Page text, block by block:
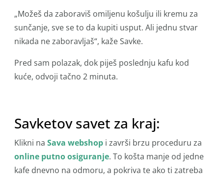
„Možeš da zaboraviš omiljenu košulju ili kremu za
sunčanje, sve se to da kupiti usput. Ali jednu stvar
nikada ne zaboravljaš“, kaže Savke.
Pred sam polazak, dok piješ poslednju kafu kod
kuće, odvoji tačno 2 minuta.
Savketov savet za kraj:
Klikni na Sava webshop i završi brzu proceduru za
online putno osiguranje. To košta manje od jedne
kafe dnevno na odmoru, a pokriva te ako ti zatreba